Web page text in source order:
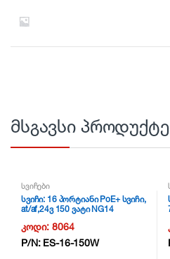
მსგავსი
სვიჩები
სვიჩი: 16 პორტიანი PoE+ სვიჩი,
at/af,24ვ 150 ვატი NG14
კოდი:8064
P/N: ES-16-150W